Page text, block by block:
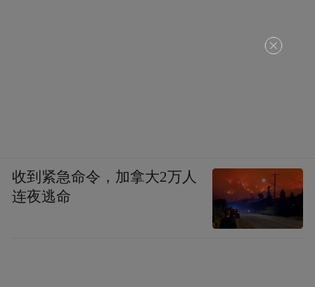
收到紧急命令，加拿大2万人
连夜逃命